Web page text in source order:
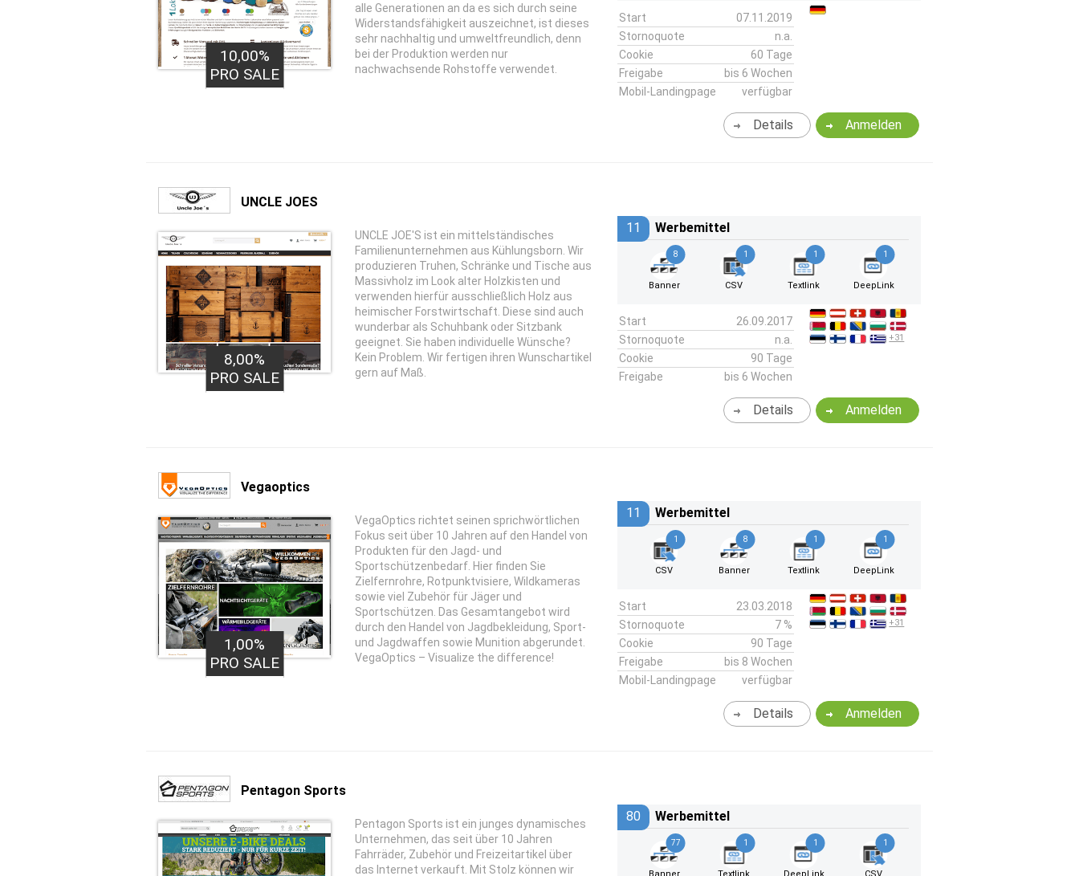
10,00%
PRO SALE
alle Generationen an da es sich durch seine
Widerstandsfähigkeit auszeichnet, ist dieses
sehr nachhaltig und umweltfreundlich, denn
bei der Produktion werden nur
nachwachsende Rohstoffe verwendet.
Start
07.11.2019
Stornoquote
n.a.
Cookie
60 Tage
Freigabe
bis 6 Wochen
Mobil-Landingpage
verfügbar
Anmelden
Details
UNCLE JOES
8,00%
PRO SALE
UNCLE JOE'S ist ein mittelständisches
Familienunternehmen aus Kühlungsborn. Wir
produzieren Truhen, Schränke und Tische aus
Massivholz im Look alter Holzkisten und
verwenden hierfür ausschließlich Holz aus
heimischer Forstwirtschaft. Diese sind auch
wunderbar als Schuhbank oder Sitzbank
geeignet. Sie haben individuelle Wünsche?
Kein Problem. Wir fertigen ihren Wunschartikel
gern auf Maß.
11 Werbemittel
8
Banner
1
CSV
1
Textlink
1
DeepLink
Start
26.09.2017
Stornoquote
n.a.
Cookie
90 Tage
Freigabe
bis 6 Wochen
+31
Anmelden
Details
Vegaoptics
1,00%
PRO SALE
VegaOptics richtet seinen sprichwörtlichen
Fokus seit über 10 Jahren auf den Handel von
Produkten für den Jagd- und
Sportschützenbedarf. Hier finden Sie
Zielfernrohre, Rotpunktvisiere, Wildkameras
sowie viel Zubehör für Jäger und
Sportschützen. Das Gesamtangebot wird
durch den Handel von Jagdbekleidung, Sport-
und Jagdwaffen sowie Munition abgerundet.
VegaOptics – Visualize the difference!
11 Werbemittel
1
CSV
8
Banner
1
Textlink
1
DeepLink
Start
23.03.2018
Stornoquote
7 %
Cookie
90 Tage
Freigabe
bis 8 Wochen
Mobil-Landingpage
verfügbar
+31
Anmelden
Details
Pentagon Sports
Pentagon Sports ist ein junges dynamisches
Unternehmen, das seit über 10 Jahren
Fahrräder, Zubehör und Freizeitartikel über
das Internet verkauft. Mit Stolz können wir
80 Werbemittel
77 1 1 1